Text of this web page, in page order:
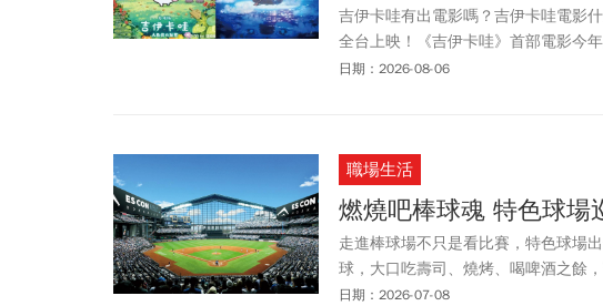
吉伊卡哇有出電影嗎？吉伊卡哇電影
全台上映！《吉伊卡哇》首部電影今
萬，首周特典祭出與日本同款公仔吊
日期：2026-08-06
職場生活
燃燒吧棒球魂 特色球場
走進棒球場不只是看比賽，特色球場
球，大口吃壽司、燒烤、喝啤酒之餘
屋頂的空中步道俯瞰球場，球場巡遊
日期：2026-07-08